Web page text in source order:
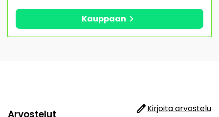
Kauppaan chevron_right
editKirjoita arvostelu